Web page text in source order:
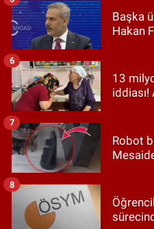
Başka
Hakan
13
iddiası!
6
Robot
7
8